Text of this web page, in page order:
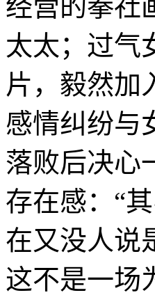
经营的拳社
太太；过气
片，毅然加
感情纠纷与
落败后决心
存在感：“
在又没人说
这不是一场